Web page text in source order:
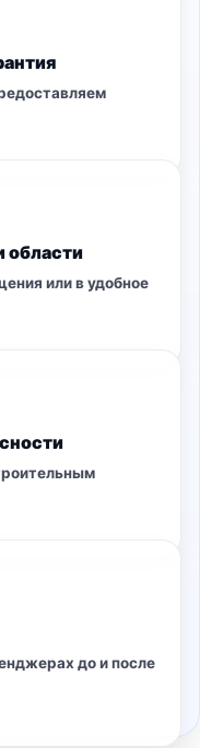
области
или в удобное
до и после